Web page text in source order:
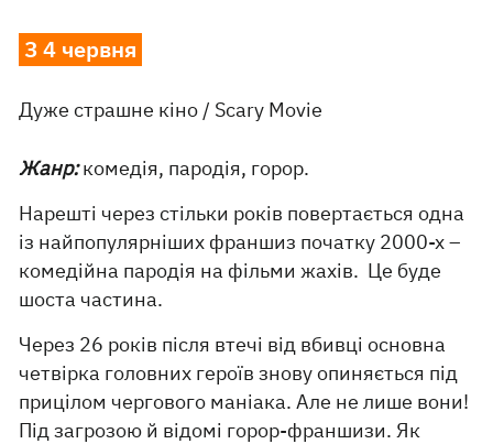
З 4 червня
Дуже страшне кіно / Scary Movie
Жанр:комедія, пародія, горор.
Нарешті через стільки років повертається одна
із найпопулярніших франшиз початку 2000-х –
комедійна пародія на фільми жахів. Це буде
шоста частина.
Через 26 років після втечі від вбивці основна
четвірка головних героїв знову опиняється під
прицілом чергового маніака. Але не лише вони!
Під загрозою й відомі горор-франшизи. Як